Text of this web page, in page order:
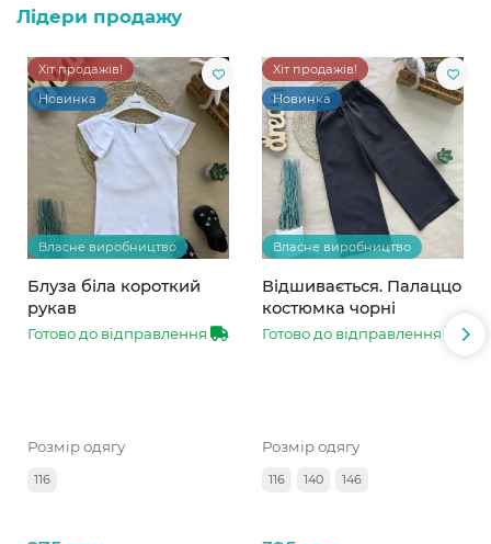
Лідери продажу
Хіт продажів!
Новинка
Власне виробництво
Блуза біла короткий
рукав
Готово до відправлення
Розмір одягу
116
Хіт продажів!
Новинка
Власне виробництво
Відшивається. Палаццо
костюмка чорні
Готово до відправлення
Розмір одягу
116 140 146